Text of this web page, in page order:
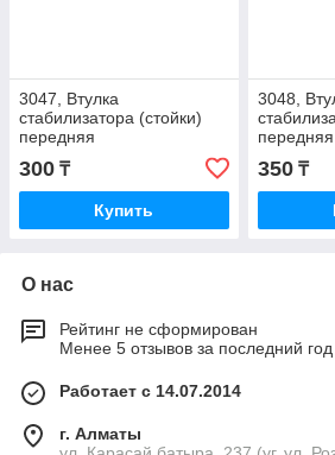
3047, Втулка
стабилизатора (стойки)
передняя
300 ₸
Купить
3048,
передняя
350₸
О нас
Рейтинг не сформирован
Менее 5 отзывов за последний год
Работает с 14.07.2014
г. Алматы